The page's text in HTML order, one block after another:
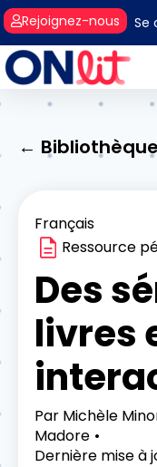
Se
Rejoignez-nous
←
Français
Ressource
Des
livres
Par Michèle
Madore
Dernière mise à